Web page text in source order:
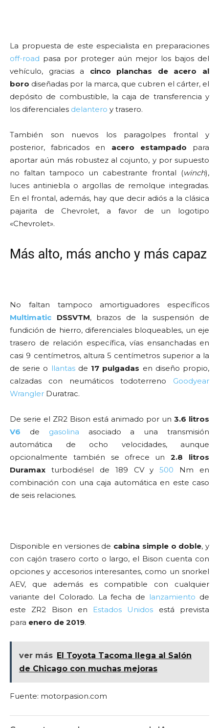
La propuesta de este especialista en preparaciones
off-road pasa por proteger aún mejor los bajos del
vehículo, gracias a cinco planchas de acero al
boro diseñadas por la marca, que cubren el cárter, el
depósito de combustible, la caja de transferencia y
los diferenciales delantero y trasero.
También son nuevos los paragolpes frontal y
posterior, fabricados en acero estampado para
aportar aún más robustez al cojunto, y por supuesto
no faltan tampoco un cabestrante frontal (winch),
luces antiniebla o argollas de remolque integradas.
En el frontal, además, hay que decir adiós a la clásica
pajarita de Chevrolet, a favor de un logotipo
«Chevrolet».
Más alto, más ancho y más capaz
No faltan tampoco amortiguadores específicos
Multimatic DSSVTM, brazos de la suspensión de
fundición de hierro, diferenciales bloqueables, un eje
trasero de relación específica, vías ensanchadas en
casi 9 centímetros, altura 5 centímetros superior a la
de serie o llantasde 17 pulgadas en diseño propio,
calzadas con neumáticos todoterreno Goodyear
Wrangler Duratrac.
De serie el ZR2 Bison está animado por un 3.6 litros
V6 de gasolina asociado a una transmisión
automática de ocho velocidades, aunque
opcionalmente también se ofrece un2.8 litros
Duramax turbodiésel de 189 CV y500 Nm en
combinación con una caja automática en este caso
de seis relaciones.
Disponible en versiones de cabina simple o doble, y
con cajón trasero corto o largo, el Bison cuenta con
opciones y accesorios interesantes, como un snorkel
AEV, que además es compatible con cualquier
variante del Colorado. La fecha de lanzamiento de
este ZR2 Bison en Estados Unidos está prevista
para enero de 2019.
ver más El Toyota Tacoma llega al Salón
de Chicago con muchas mejoras
Fuente: motorpasion.com